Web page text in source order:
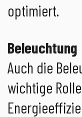
optimiert.
Beleuchtung
Auch die
wichtige